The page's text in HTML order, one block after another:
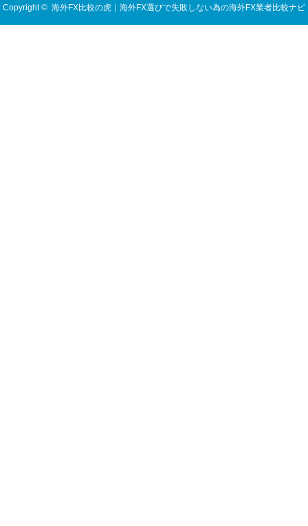
Copyright © 海外FX比較の虎｜海外FX選びで失敗しない為の海外FX業者比較ナビ